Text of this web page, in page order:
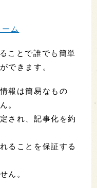
ム
ことで誰でも簡単
できます。
報は簡易なもの
。
され、記事化を約
ることを保証する
ん。